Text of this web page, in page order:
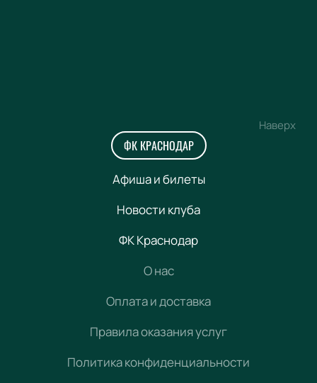
Наверх
ФК КРАСНОДАР
Афиша и билеты
Новости клуба
ФК Краснодар
О нас
Оплата и доставка
Правила оказания услуг
Политика конфиденциальности